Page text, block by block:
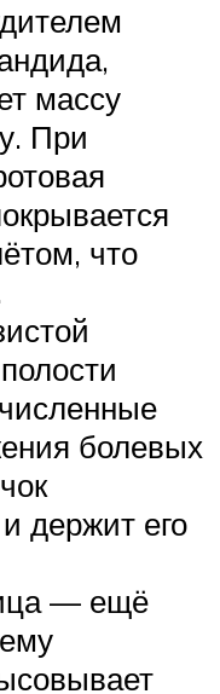
массу
При
что
болевых
держит его
— ещё